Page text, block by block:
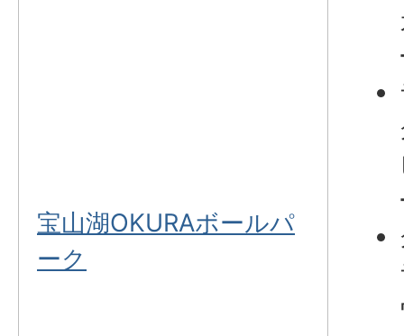
宝山湖OKURAボールパ
ーク